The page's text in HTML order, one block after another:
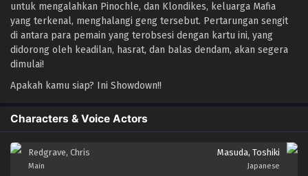
untuk mengalahkan Pinochle, dan Klondikes, keluarga Mafia
yang terkenal, menghalangi geng tersebut. Pertarungan sengit
di antara para pemain yang terobsesi dengan kartu ini, yang
didorong oleh keadilan, hasrat, dan balas dendam, akan segera
dimulai!
Apakah kamu siap? Ini Showdown!!
Characters & Voice Actors
Redgrave, Chris
Main
Masuda, Toshiki
Japanese